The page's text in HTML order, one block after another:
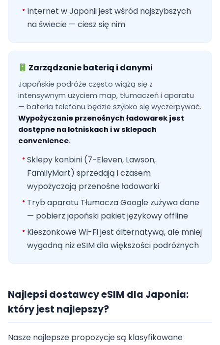
Internet w Japonii jest wśród najszybszych
na świecie — ciesz się nim
Zarządzanie baterią i danymi
Japońskie podróże często wiążą się z
intensywnym użyciem map, tłumaczeń i aparatu
— bateria telefonu będzie szybko się wyczerpywać.
Wypożyczanie przenośnych ładowarek jest
dostępne na lotniskach i w sklepach
convenience.
Sklepy konbini (7-Eleven, Lawson,
FamilyMart) sprzedają i czasem
wypożyczają przenośne ładowarki
Tryb aparatu Tłumacza Google zużywa dane
— pobierz japoński pakiet językowy offline
Kieszonkowe Wi-Fi jest alternatywą, ale mniej
wygodną niż eSIM dla większości podróżnych
Najlepsi dostawcy eSIM dla Japonia:
który jest najlepszy?
Nasze najlepsze propozycje są klasyfikowane